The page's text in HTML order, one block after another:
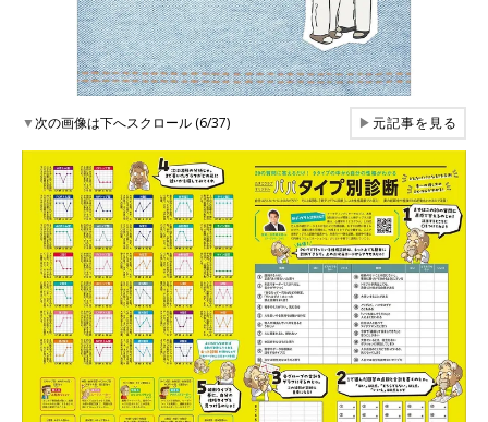
▼次の画像は下へスクロール (6/37) ▶元記事を見る